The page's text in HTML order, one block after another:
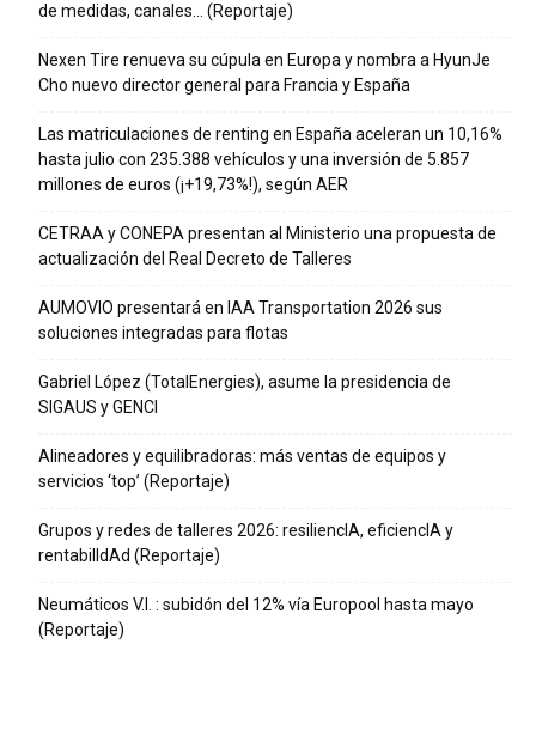
de medidas, canales… (Reportaje)
Nexen Tire renueva su cúpula en Europa y nombra a HyunJe
Cho nuevo director general para Francia y España
Las matriculaciones de renting en España aceleran un 10,16%
hasta julio con 235.388 vehículos y una inversión de 5.857
millones de euros (¡+19,73%!), según AER
CETRAA y CONEPA presentan al Ministerio una propuesta de
actualización del Real Decreto de Talleres
AUMOVIO presentará en IAA Transportation 2026 sus
soluciones integradas para flotas
Gabriel López (TotalEnergies), asume la presidencia de
SIGAUS y GENCI
Alineadores y equilibradoras: más ventas de equipos y
servicios ‘top’ (Reportaje)
Grupos y redes de talleres 2026: resiliencIA, eficiencIA y
rentabilIdAd (Reportaje)
Neumáticos V.I. : subidón del 12% vía Europool hasta mayo
(Reportaje)